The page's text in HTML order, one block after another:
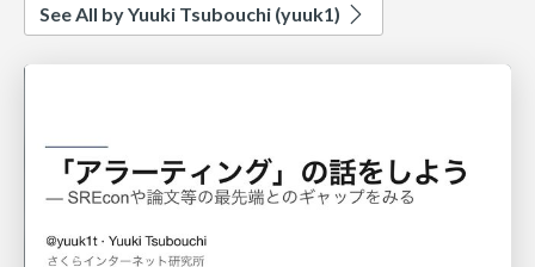
See All by Yuuki Tsubouchi (yuuk1)